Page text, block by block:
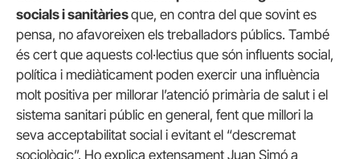
socials i sanitàriesque, en contra del que sovint es
pensa, no afavoreixen els treballadors públics. També
és cert que aquests col·lectius que són influents social,
política i mediàticament poden exercir una influència
molt positiva per millorar l’atenció primària de salut i el
sistema sanitari públic en general, fent que millori la
seva acceptabilitat social i evitant el “descremat
sociològic”. Ho explica extensament Juan Simó a